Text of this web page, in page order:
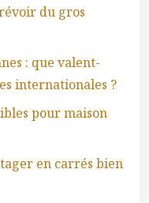
du gros
: que valent-
internationales ?
pour maison
en carrés bien